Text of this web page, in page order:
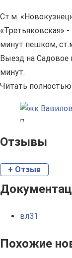
Ст.м.
«Третьяковская»
минут пешком,
Выезд на
минут.
Читать полностью
Отзывы
+ Отзыв
вл31
Похожие